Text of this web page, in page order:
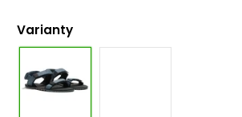
Varianty